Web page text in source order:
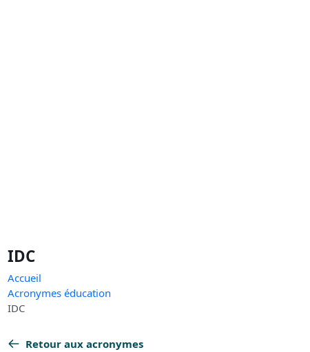
IDC
Accueil
Acronymes éducation
IDC
Retour aux acronymes